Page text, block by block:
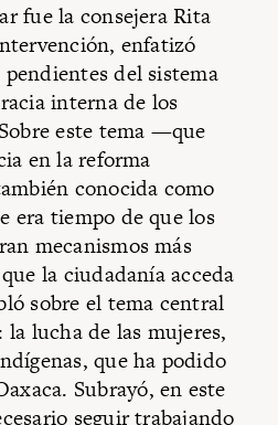
fue la consejera Rita
enfatizó
del sistema
interna de los
este tema —que
en la reforma
conocida como
era tiempo de que los
mecanismos más
la ciudadanía acceda
sobre el tema central
lucha de las mujeres,
que ha podido
Subrayó, en este
seguir trabajando